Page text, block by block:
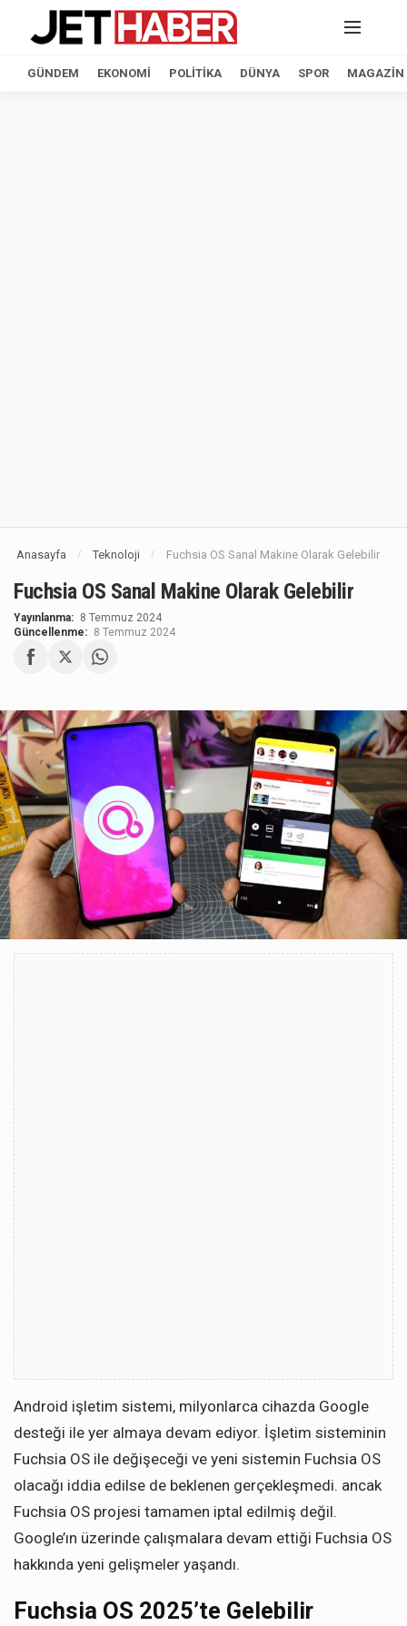
GÜNDEM EKONOMI POLITIKA DÜNYA SPOR MAGAZIN
Anasayfa / Teknoloji / Fuchsia OS Sanal Makine Olarak Gelebilir
Fuchsia OS Sanal Makine Olarak Gelebilir
Yayınlanma: 8 Temmuz 2024
Güncellenme: 8 Temmuz 2024
Android işletim sistemi, milyonlarca cihazda Google
desteği ile yer almaya devam ediyor. İşletim sisteminin
Fuchsia OS ile değişeceği ve yeni sistemin Fuchsia OS
olacağı iddia edilse de beklenen gerçekleşmedi. ancak
Fuchsia OS projesi tamamen iptal edilmiş değil.
Google’ın üzerinde çalışmalara devam ettiği Fuchsia OS
hakkında yeni gelişmeler yaşandı.
Fuchsia OS 2025’te Gelebilir